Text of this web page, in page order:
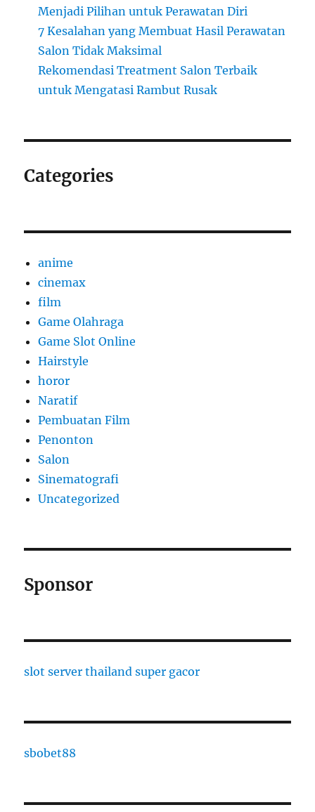
Menjadi Pilihan untuk Perawatan Diri
7 Kesalahan yang Membuat Hasil Perawatan
Salon Tidak Maksimal
Rekomendasi Treatment Salon Terbaik
untuk Mengatasi Rambut Rusak
Categories
anime
cinemax
film
Game Olahraga
Game Slot Online
Hairstyle
horor
Naratif
Pembuatan Film
Penonton
Salon
Sinematografi
Uncategorized
Sponsor
slot server thailand super gacor
sbobet88